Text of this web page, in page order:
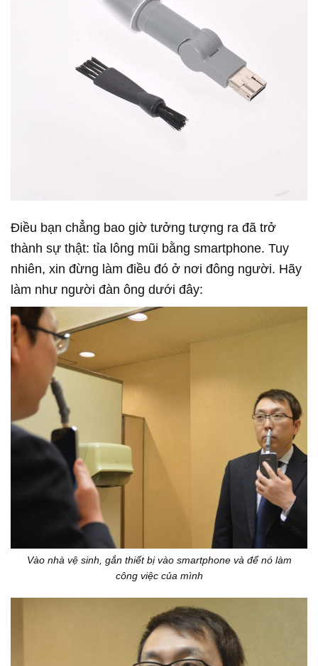
Điều bạn chẳng bao giờ tưởng tượng ra đã trở
thành sự thật: tỉa lông mũi bằng smartphone. Tuy
nhiên, xin đừng làm điều đó ở nơi đông người. Hãy
làm như người đàn ông dưới đây:
Vào nhà vệ sinh, gắn thiết bị vào smartphone và để nó làm
công việc của mình